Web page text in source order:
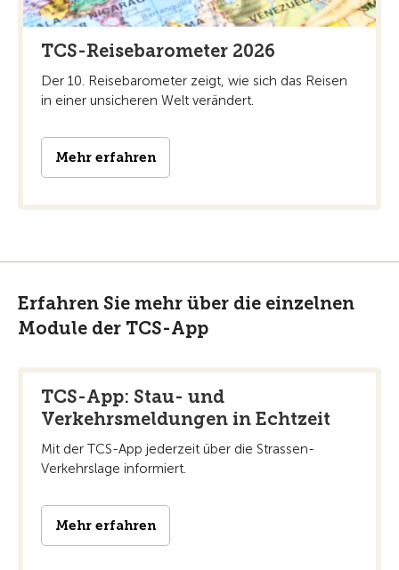
TCS-Reisebarometer 2026
Der 10. Reisebarometer zeigt, wie sich das Reisen
in einer unsicheren Welt verändert.
Mehr erfahren
Erfahren Sie mehr über die einzelnen
Module der TCS-App
TCS-App: Stau- und
Verkehrsmeldungen in Echtzeit
Mit der TCS-App jederzeit über die Strassen-
Verkehrslage informiert.
Mehr erfahren